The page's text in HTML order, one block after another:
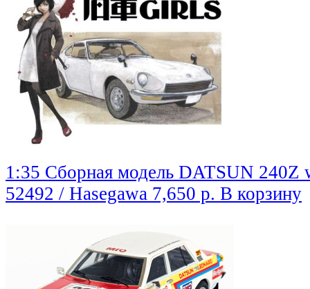
1:35 Сборная модель DATSUN 240Z
52492 / Hasegawa 7,650 р. В корзину